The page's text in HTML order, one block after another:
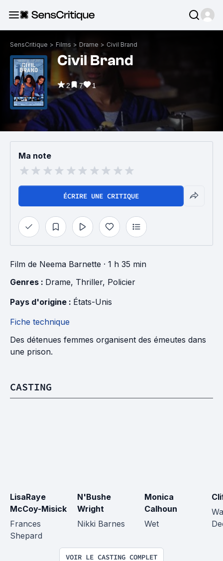
SensCritique > Films > Drame > Civil Brand
Civil Brand
2 7 1
Ma note
ÉCRIRE UNE CRITIQUE
Film de Neema Barnette · 1 h 35 min
Genres : Drame, Thriller, Policier
Pays d'origine : États-Unis
Fiche technique
Des détenues femmes organisent des émeutes dans
une prison.
CASTING
LisaRaye
McCoy-Misick
Frances
Shepard
N'Bushe
Wright
Nikki Barnes
Monica
Calhoun
Wet
VOIR LE CASTING COMPLET